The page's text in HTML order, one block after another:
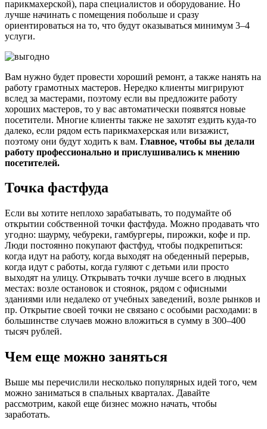
парикмахерской), пара специалистов и оборудование. Но
лучше начинать с помещения побольше и сразу
ориентироваться на то, что будут оказываться минимум 3–4
услуги.
Вам нужно будет провести хороший ремонт, а также нанять на
работу грамотных мастеров. Нередко клиенты мигрируют
вслед за мастерами, поэтому если вы предложите работу
хороших мастеров, то у вас автоматически появятся новые
посетители. Многие клиенты также не захотят ездить куда-то
далеко, если рядом есть парикмахерская или визажист,
поэтому они будут ходить к вам. Главное, чтобы вы делали
работу профессионально и прислушивались к мнению
посетителей.
Точка фастфуда
Если вы хотите неплохо зарабатывать, то подумайте об
открытии собственной точки фастфуда. Можно продавать что
угодно: шаурму, чебуреки, гамбургеры, пирожки, кофе и пр.
Люди постоянно покупают фастфуд, чтобы подкрепиться:
когда идут на работу, когда выходят на обеденный перерыв,
когда идут с работы, когда гуляют с детьми или просто
выходят на улицу. Открывать точки лучше всего в людных
местах: возле остановок и стоянок, рядом с офисными
зданиями или недалеко от учебных заведений, возле рынков и
пр. Открытие своей точки не связано с особыми расходами: в
большинстве случаев можно вложиться в сумму в 300–400
тысяч рублей.
Чем еще можно заняться
Выше мы перечислили несколько популярных идей того, чем
можно заниматься в спальных кварталах. Давайте
рассмотрим, какой еще бизнес можно начать, чтобы
заработать.